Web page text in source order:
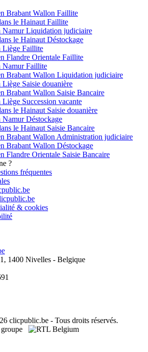
Brabant Wallon Faillite
le Hainaut Faillite
Namur Liquidation judiciaire
le Hainaut Déstockage
Liège Faillite
Flandre Orientale Faillite
Namur Faillite
Brabant Wallon Liquidation judiciaire
Liège Saisie douanière
Brabant Wallon Saisie Bancaire
Liège Succession vacante
le Hainaut Saisie douanière
Namur Déstockage
le Hainaut Saisie Bancaire
Brabant Wallon Administration judiciaire
Brabant Wallon Déstockage
Flandre Orientale Saisie Bancaire
?
fréquentes
& cookies
1400 Nivelles - Belgique
clicpublic.be - Tous droits réservés.
groupe